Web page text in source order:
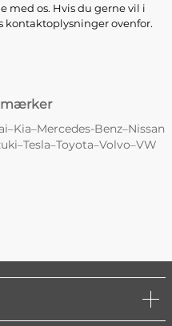
med os. Hvis du gerne vil i
kontaktoplysninger ovenfor.
–Kia–Mercedes-Benz–Nissan
–Tesla–Toyota–Volvo–VW